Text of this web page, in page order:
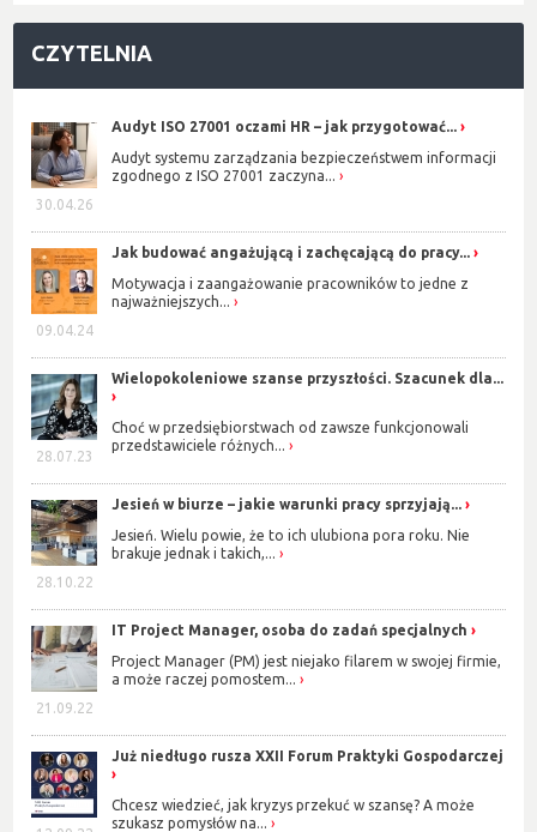
CZYTELNIA
30.04.26
Audyt ISO 27001 oczami HR – jak przygotować...
Audyt systemu zarządzania bezpieczeństwem informacji
zgodnego z ISO 27001 zaczyna...
09.04.24
Jak budować angażującą i zachęcającą do pracy...
Motywacja i zaangażowanie pracowników to jedne z
najważniejszych...
28.07.23
Wielopokoleniowe szanse przyszłości. Szacunek dla...
Choć w przedsiębiorstwach od zawsze funkcjonowali
przedstawiciele różnych...
28.10.22
Jesień w biurze – jakie warunki pracy sprzyjają...
Jesień. Wielu powie, że to ich ulubiona pora roku. Nie
brakuje jednak i takich,...
21.09.22
IT Project Manager, osoba do zadań specjalnych
Project Manager (PM) jest niejako filarem w swojej firmie,
a może raczej pomostem...
Już niedługo rusza XXII Forum Praktyki Gospodarczej
Chcesz wiedzieć, jak kryzys przekuć w szansę? A może
szukasz pomysłów na...